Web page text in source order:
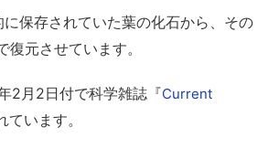
保存されていた葉の化石から、その
元させています。
2月2日付で科学雑誌『Current
ています。